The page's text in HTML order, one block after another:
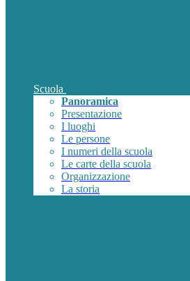
Scuola
Panoramica
Presentazione
I luoghi
Le persone
I numeri della scuola
Le carte della scuola
Organizzazione
La storia